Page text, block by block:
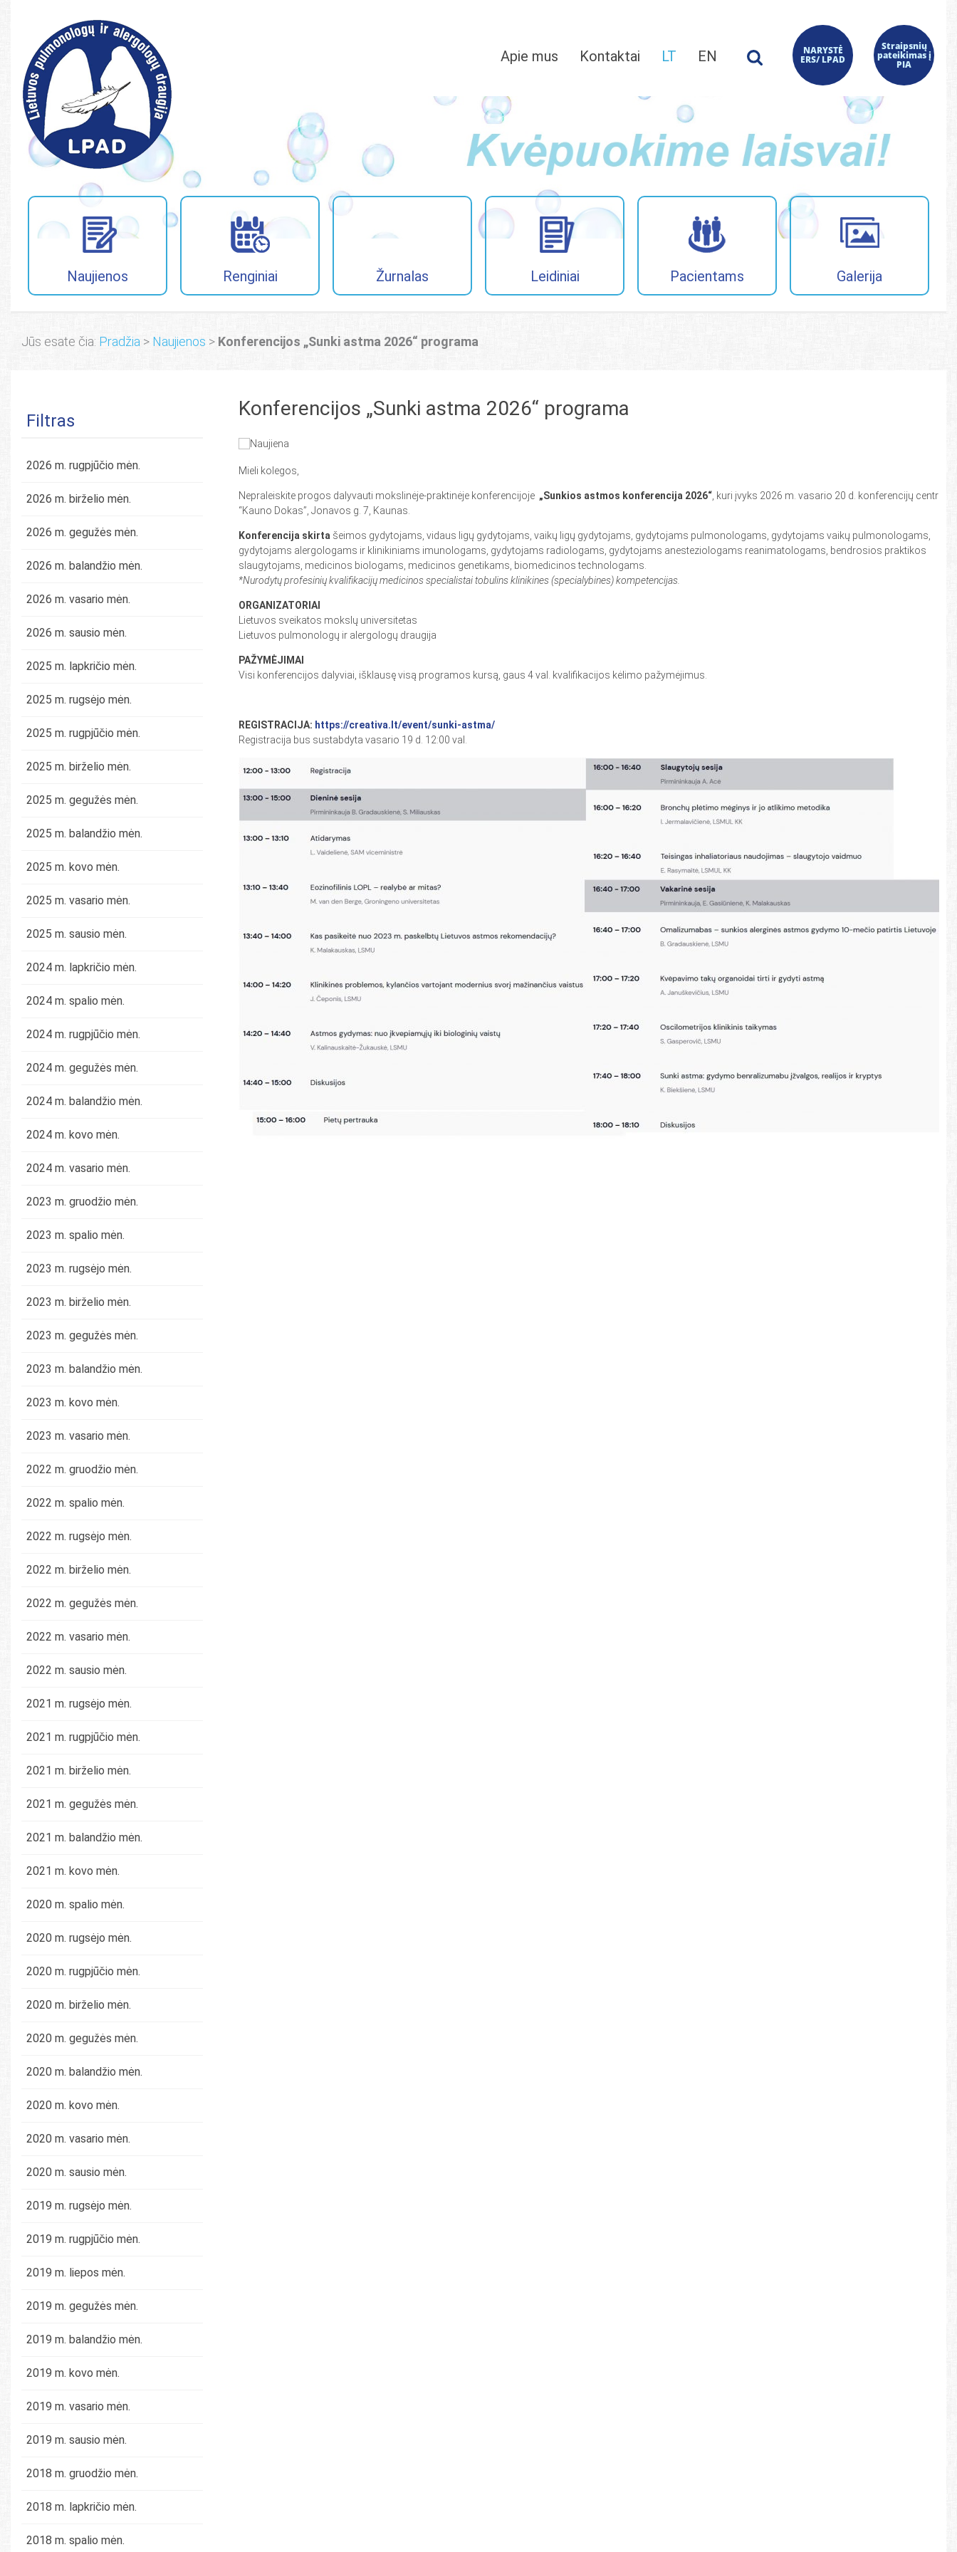
NARYSTĖ
ERS/ LPAD
Straipsnių
pateikimas į
PIA
Apie mus Kontaktai LT EN
Naujienos Renginiai Žurnalas Leidiniai Pacientams Galerija
Jūs esate čia: Pradžia > Naujienos > Konferencijos „Sunki astma 2026“ programa
Filtras
2026 m. rugpjūčio mėn.
2026 m. birželio mėn.
2026 m. gegužės mėn.
2026 m. balandžio mėn.
2026 m. vasario mėn.
2026 m. sausio mėn.
2025 m. lapkričio mėn.
2025 m. rugsėjo mėn.
2025 m. rugpjūčio mėn.
2025 m. birželio mėn.
2025 m. gegužės mėn.
2025 m. balandžio mėn.
2025 m. kovo mėn.
2025 m. vasario mėn.
2025 m. sausio mėn.
2024 m. lapkričio mėn.
2024 m. spalio mėn.
2024 m. rugpjūčio mėn.
2024 m. gegužės mėn.
2024 m. balandžio mėn.
2024 m. kovo mėn.
2024 m. vasario mėn.
2023 m. gruodžio mėn.
2023 m. spalio mėn.
2023 m. rugsėjo mėn.
2023 m. birželio mėn.
2023 m. gegužės mėn.
2023 m. balandžio mėn.
2023 m. kovo mėn.
2023 m. vasario mėn.
2022 m. gruodžio mėn.
2022 m. spalio mėn.
2022 m. rugsėjo mėn.
2022 m. birželio mėn.
2022 m. gegužės mėn.
2022 m. vasario mėn.
2022 m. sausio mėn.
2021 m. rugsėjo mėn.
2021 m. rugpjūčio mėn.
2021 m. birželio mėn.
2021 m. gegužės mėn.
2021 m. balandžio mėn.
2021 m. kovo mėn.
2020 m. spalio mėn.
2020 m. rugsėjo mėn.
2020 m. rugpjūčio mėn.
2020 m. birželio mėn.
2020 m. gegužės mėn.
2020 m. balandžio mėn.
2020 m. kovo mėn.
2020 m. vasario mėn.
2020 m. sausio mėn.
2019 m. rugsėjo mėn.
2019 m. rugpjūčio mėn.
2019 m. liepos mėn.
2019 m. gegužės mėn.
2019 m. balandžio mėn.
2019 m. kovo mėn.
2019 m. vasario mėn.
2019 m. sausio mėn.
2018 m. gruodžio mėn.
2018 m. lapkričio mėn.
2018 m. spalio mėn.
Konferencijos „Sunki astma 2026“ programa
Mieli kolegos,
Nepraleiskite progos dalyvauti mokslinėje-praktinėje konferencijoje „Sunkios astmos konferencija 2026“, kuri įvyks 2026 m. vasario 20 d. konferencijų centre
“Kauno Dokas”, Jonavos g. 7, Kaunas.
Konferencija skirta šeimos gydytojams, vidaus ligų gydytojams, vaikų ligų gydytojams, gydytojams pulmonologams, gydytojams vaikų pulmonologams,
gydytojams alergologams ir klinikiniams imunologams, gydytojams radiologams, gydytojams anesteziologams reanimatologams, bendrosios praktikos
slaugytojams, medicinos biologams, medicinos genetikams, biomedicinos technologams.
*Nurodytų profesinių kvalifikacijų medicinos specialistai tobulins klinikines (specialybines) kompetencijas.
ORGANIZATORIAI
Lietuvos sveikatos mokslų universitetas
Lietuvos pulmonologų ir alergologų draugija
PAŽYMĖJIMAI
Visi konferencijos dalyviai, išklausę visą programos kursą, gaus 4 val. kvalifikacijos kėlimo pažymėjimus.
REGISTRACIJA: https://creativa.lt/event/sunki-astma/
Registracija bus sustabdyta vasario 19 d. 12:00 val.